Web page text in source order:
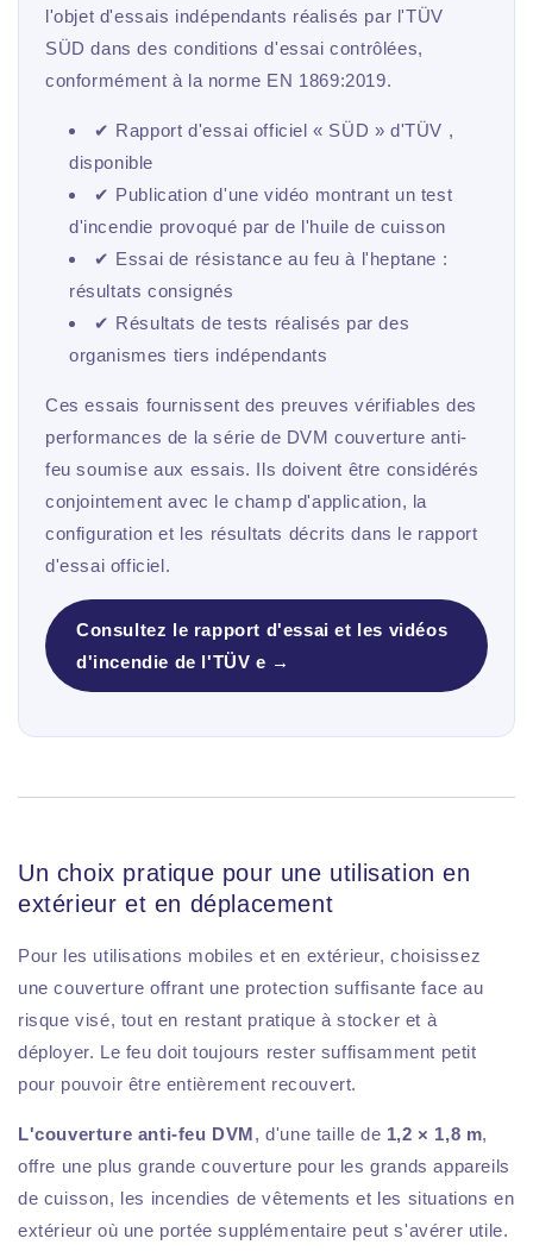
l'objet d'essais indépendants réalisés par l'TÜV
SÜD dans des conditions d'essai contrôlées,
conformément à la norme EN 1869:2019.
✔ Rapport d'essai officiel « SÜD » d'TÜV ,
disponible
✔ Publication d'une vidéo montrant un test
d'incendie provoqué par de l'huile de cuisson
✔ Essai de résistance au feu à l'heptane :
résultats consignés
✔ Résultats de tests réalisés par des
organismes tiers indépendants
Ces essais fournissent des preuves vérifiables des
performances de la série de DVM couverture anti-
feu soumise aux essais. Ils doivent être considérés
conjointement avec le champ d'application, la
configuration et les résultats décrits dans le rapport
d'essai officiel.
Consultez le rapport d'essai et les vidéos
d'incendie de l'TÜV e →
Un choix pratique pour une utilisation en
extérieur et en déplacement
Pour les utilisations mobiles et en extérieur, choisissez
une couverture offrant une protection suffisante face au
risque visé, tout en restant pratique à stocker et à
déployer. Le feu doit toujours rester suffisamment petit
pour pouvoir être entièrement recouvert.
L'couverture anti-feu DVM, d'une taille de 1,2 × 1,8 m,
offre une plus grande couverture pour les grands appareils
de cuisson, les incendies de vêtements et les situations en
extérieur où une portée supplémentaire peut s'avérer utile.